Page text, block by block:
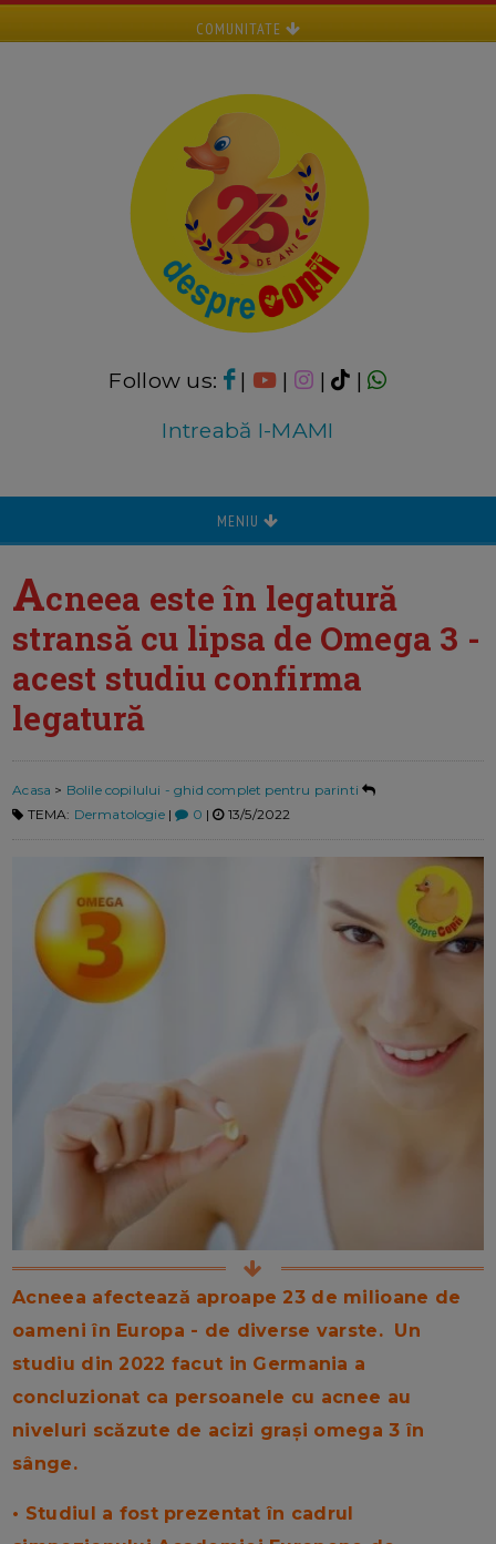
COMUNITATE
Follow us: | | |
|
Intreabă I-MAMI
MENIU
Acneea este în legatură
stransă cu lipsa de Omega 3 -
acest studiu confirma
legatură
Acasa > Bolile copilului - ghid complet pentru parinti
TEMA: Dermatologie| 0 | 13/5/2022
Acneea afectează aproape 23 de milioane de
oameni în Europa - de diverse varste. Un
studiu din 2022 facut in Germania a
concluzionat ca persoanele cu acnee au
niveluri scăzute de acizi grași omega 3 în
sânge.
• Studiul a fost prezentat în cadrul